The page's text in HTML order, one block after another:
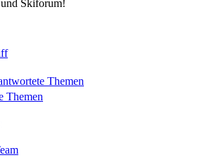
Skiforum!
Themen
Themen